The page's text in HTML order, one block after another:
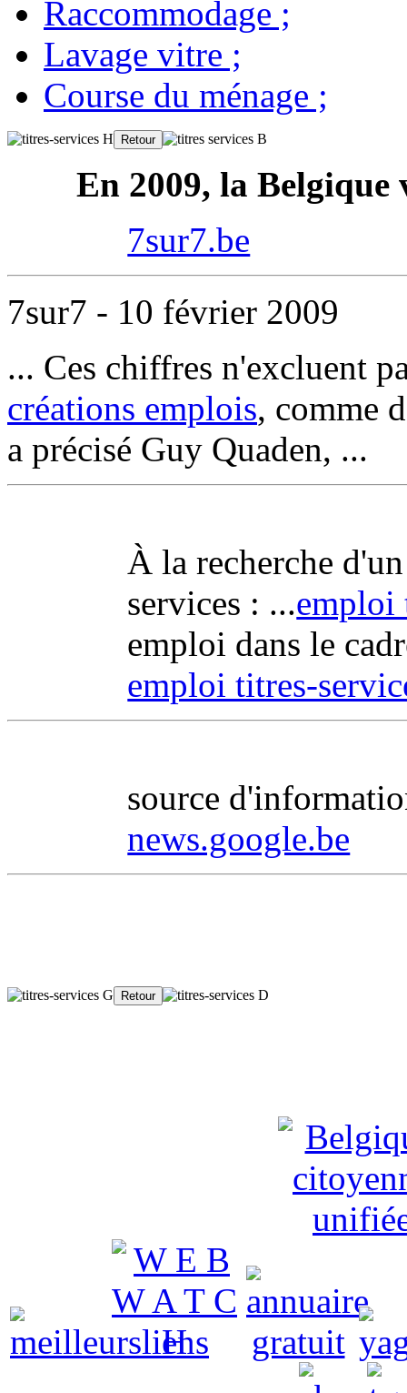
Raccommodage ;
Lavage vitre ;
Course du ménage ;
En 2009, la Belgique
7sur7.be
7sur7 - 10 février 2009
... Ces chiffres n'excluent
créations emplois, comme
a précisé Guy Quaden, ...
À la recherche
services : ...emploi
emploi dans le
emploi titres-
source
news.google.be